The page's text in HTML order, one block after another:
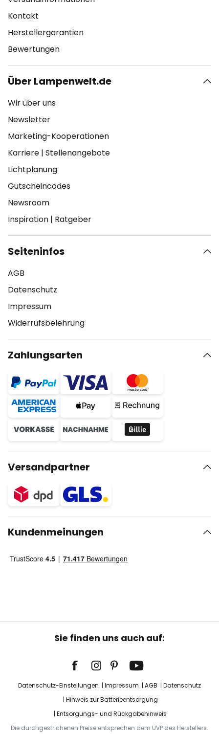
Kontakt
Herstellergarantien
Bewertungen
Über Lampenwelt.de
Wir über uns
Newsletter
Marketing-Kooperationen
Karriere | Stellenangebote
Lichtplanung
Gutscheincodes
Newsroom
Inspiration | Ratgeber
Seiteninfos
AGB
Datenschutz
Impressum
Widerrufsbelehrung
Zahlungsarten
Versandpartner
Kundenmeinungen
Sie finden uns auch auf:
Datenschutz-Einstellungen Impressum AGB
Datenschutz
Hinweis zur Batterieentsorgung
Entsorgungs- und Rückgabehinweis
Die durchgestrichenen Preise entsprechen dem UVP des Herstellers.